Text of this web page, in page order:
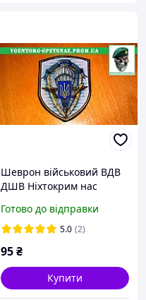
Шеврон військовий ВДВ
ДШВ Hixтокрим нас
будь-який шеврон!
Готово до відправки
5.0 (2)
95₴
Купити